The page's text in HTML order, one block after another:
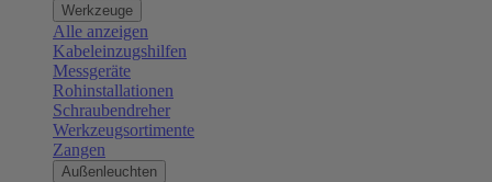
Werkzeuge
Alle anzeigen
Kabeleinzugshilfen
Messgeräte
Rohinstallationen
Schraubendreher
Werkzeugsortimente
Zangen
Außenleuchten